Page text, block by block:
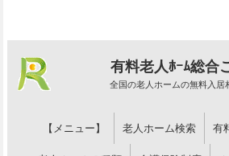
有料老人ﾎｰﾑ総合
全国の老人ホームの無料入居
【メニュー】 老人ホーム検索 有